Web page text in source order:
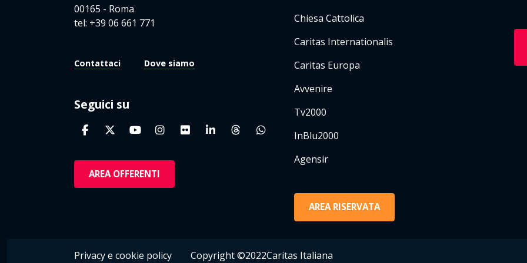
00165 - Roma
tel: +39 06 661 771
Contattaci Dove siamo
Seguici su
AREA OFFERENTI
Chiesa Cattolica
Caritas Internationalis
Caritas Europa
Avvenire
Tv2000
InBlu2000
Agensir
AREA RISERVATA
Privacy e cookie policy Copyright ©2022Caritas Italiana